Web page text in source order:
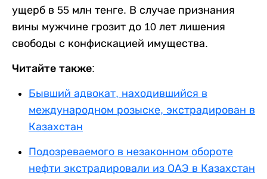
ущерб в 55 млн тенге. В случае признания
вины мужчине грозит до 10 лет лишения
свободы с конфискацией имущества.
Читайте также:
Бывший адвокат, находившийся в
международном розыске, экстрадирован в
Казахстан
Подозреваемого в незаконном обороте
нефти экстрадировали из ОАЭ в Казахстан